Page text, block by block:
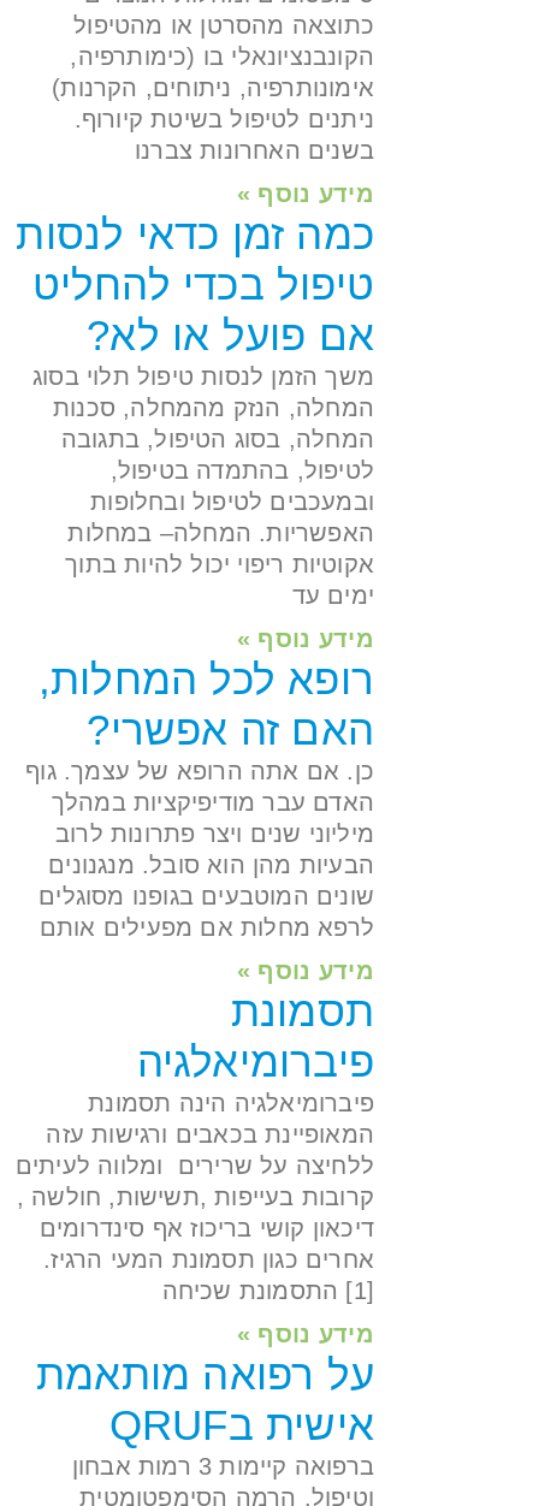
כתוצאה מהסרטן או מהטיפול
הקונבנציונאלי בו (כימותרפיה,
אימונותרפיה, ניתוחים, הקרנות)
ניתנים לטיפול בשיטת קיורוף.
בשנים האחרונות צברנו
מידע נוסף »
כמה זמן כדאי לנסות
טיפול בכדי להחליט
אם פועל או לא?
משך הזמן לנסות טיפול תלוי בסוג
המחלה, הנזק מהמחלה, סכנות
המחלה, בסוג הטיפול, בתגובה
לטיפול, בהתמדה בטיפול,
ובמעכבים לטיפול ובחלופות
האפשריות. המחלה– במחלות
אקוטיות ריפוי יכול להיות בתוך
ימים עד
מידע נוסף »
רופא לכל המחלות,
האם זה אפשרי?
כן. אם אתה הרופא של עצמך. גוף
האדם עבר מודיפיקציות במהלך
מיליוני שנים ויצר פתרונות לרוב
הבעיות מהן הוא סובל. מנגנונים
שונים המוטבעים בגופנו מסוגלים
לרפא מחלות אם מפעילים אותם
מידע נוסף »
תסמונת
פיברומיאלגיה
פיברומיאלגיה הינה תסמונת
המאופיינת בכאבים ורגישות עזה
ללחיצה על שרירים ומלווה לעיתים
קרובות בעייפות ,תשישות, חולשה ,
דיכאון קושי בריכוז אף סינדרומים
אחרים כגון תסמונת המעי הרגיז.
מידע נוסף »
על רפואה מותאמת
אישית בQRUF
ברפואה קיימות 3 רמות אבחון
וטיפול. הרמה הסימפטומטית